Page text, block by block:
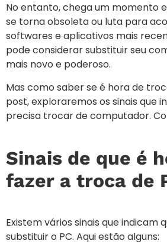
No entanto, chega um momento
se torna obsoleta ou luta para
softwares e aplicativos mais
pode considerar substituir seu
mais novo e poderoso.
Mas como saber se é hora de
post, exploraremos os sinais que
precisa trocar de computador.
Sinais de que é
fazer a troca de
Existem vários sinais que indicam
substituir o PC. Aqui estão alguns: